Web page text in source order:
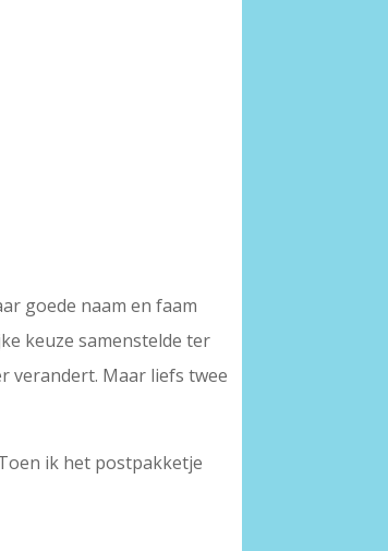
goede naam en faam
keuze samenstelde ter
verandert. Maar liefs twee
ik het postpakketje